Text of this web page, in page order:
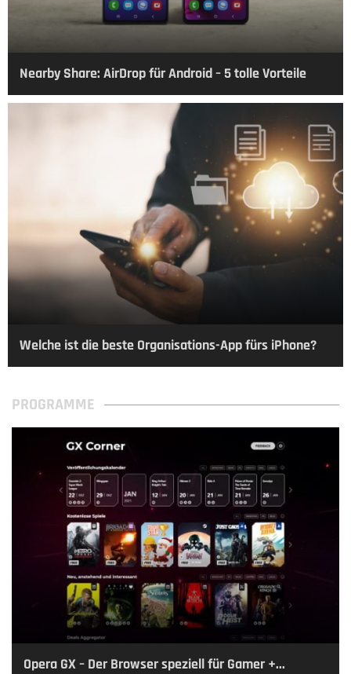
Nearby Share: AirDrop für Android – 5 tolle Vorteile
Welche ist die beste Organisations-App fürs iPhone?
PROGRAMME
Opera GX – Der Browser speziell für Gamer +...